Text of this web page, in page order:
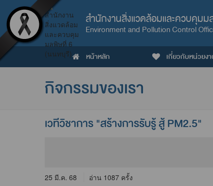
สำนักงานสิ่งแวดล้อมและควบคุม
Environment and Pollution Control
หน้าหลัก เกี่ยวกับหน่วยง
กิจกรรมของเรา
เวทีวิชาการ "สร้างการรับรู้ สู้ PM2.5"
25 มี.ค. 68 อ่าน 1087 ครั้ง